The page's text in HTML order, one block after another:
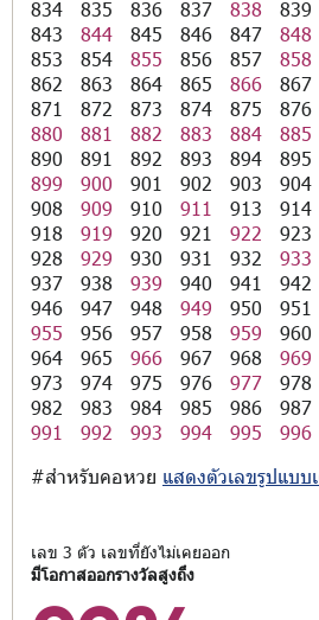
834
835 836 837 838 839
843
844 845 846 847 848
853
854 855 856 857 858
862
863 864 865 866 867
871
872 873 874 875 876
880
881 882 883 884 885
890
891 892 893 894 895
899
900 901 902 903 904
908
909 910 911 913 914
918
919 920 921 922 923
928
929 930 931 932 933
937
938 939 940 941 942
946
947 948 949 950 951
955
956 957 958 959 960
964
965 966 967 968 969
973
974 975 976 977 978
982
983 984 985 986 987
991
992 993 994 995 996
#สำหรับคอหวย แสดงตัวเลขรูปแบบ
เลข 3 ตัว เลขที่ยังไม่เคยออก
มีโอกาสออกรางวัลสูงถึง